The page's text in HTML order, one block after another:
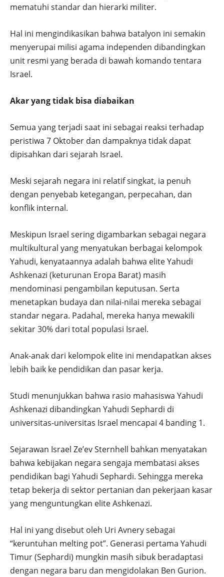
mematuhi standar dan hierarki militer.
Hal ini mengindikasikan bahwa batalyon ini semakin
menyerupai milisi agama independen dibandingkan
unit resmi yang berada di bawah komando tentara
Israel.
Akar yang tidak bisa diabaikan
Semua yang terjadi saat ini sebagai reaksi terhadap
peristiwa 7 Oktober dan dampaknya tidak dapat
dipisahkan dari sejarah Israel.
Meski sejarah negara ini relatif singkat, ia penuh
dengan penyebab ketegangan, perpecahan, dan
konflik internal.
Meskipun Israel sering digambarkan sebagai negara
multikultural yang menyatukan berbagai kelompok
Yahudi, kenyataannya adalah bahwa elite Yahudi
Ashkenazi (keturunan Eropa Barat) masih
mendominasi pengambilan keputusan. Serta
menetapkan budaya dan nilai-nilai mereka sebagai
standar negara. Padahal, mereka hanya mewakili
sekitar 30% dari total populasi Israel.
Anak-anak dari kelompok elite ini mendapatkan akses
lebih baik ke pendidikan dan pasar kerja.
Studi menunjukkan bahwa rasio mahasiswa Yahudi
Ashkenazi dibandingkan Yahudi Sephardi di
universitas-universitas Israel mencapai 4 banding 1.
Sejarawan Israel Ze’ev Sternhell bahkan menyatakan
bahwa kebijakan negara sengaja membatasi akses
pendidikan bagi Yahudi Sephardi. Sehingga mereka
tetap bekerja di sektor pertanian dan pekerjaan kasar
yang menguntungkan elite Ashkenazi.
Hal ini yang disebut oleh Uri Avnery sebagai
“keruntuhan melting pot”. Generasi pertama Yahudi
Timur (Sephardi) mungkin masih sibuk beradaptasi
dengan negara baru dan mengidolakan Ben Gurion.